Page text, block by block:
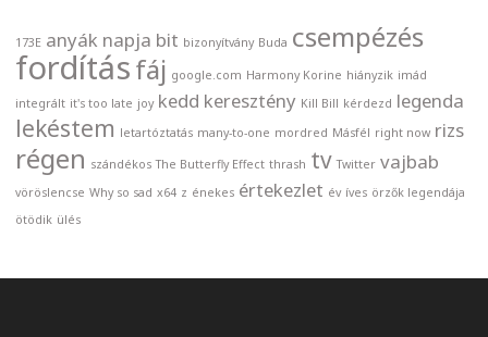
173E anyák napja bit bizonyítvány Buda csempézés
fordításfáj google.com Harmony Korine hiányzik imád
integrált it's too late joy kedd keresztény Kill Bill kérdezd legenda
lekéstem letartóztatás many-to-one mordred Másfél right now rizs
régen szándékos The Butterfly Effect thrash tv Twitter vajbab
vöröslencse Why so sad x64 z énekes értekezlet év íves örzők legendája
ötödik ülés